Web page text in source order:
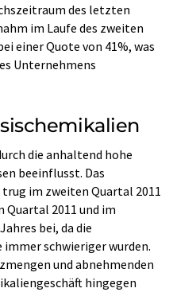
des letzten
im Laufe des zweiten
einer Quote von 41%, was
Unternehmens
die anhaltend hohe
beeinflusst. Das
im zweiten Quartal 2011
Quartal 2011 und im
bei, da die
schwieriger wurden.
und abnehmenden
hingegen